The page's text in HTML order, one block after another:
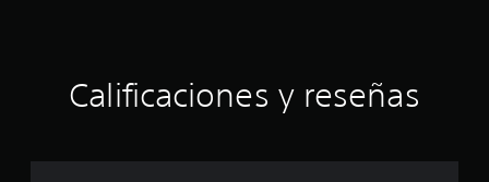
Calificaciones y reseñas